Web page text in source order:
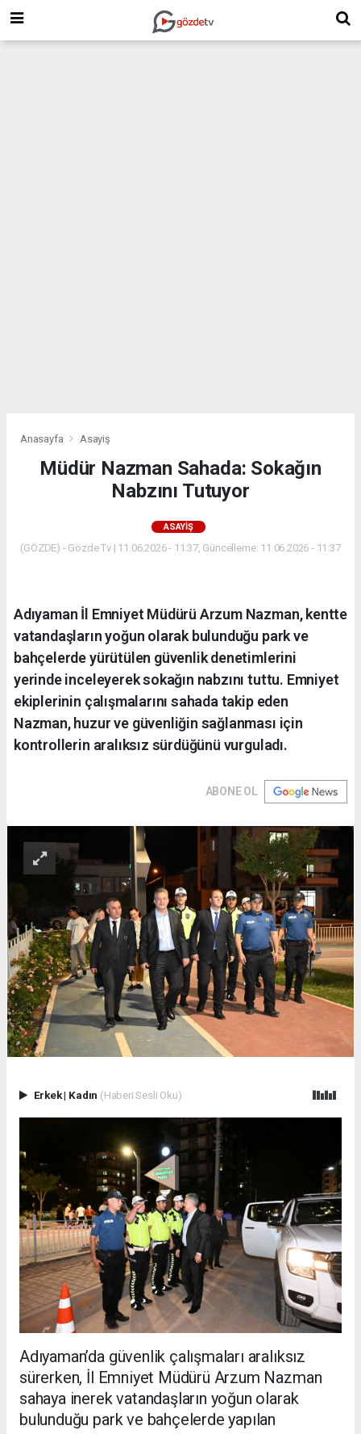
Anasayfa Asayiş
Müdür Nazman Sahada: Sokağın
Nabzını Tutuyor
ASAYIŞ
(GÖZDE) - Gözde Tv | 11.06.2026 - 11:37, Güncelleme: 11.06.2026 - 11:37
Adıyaman İl Emniyet Müdürü Arzum Nazman, kentte
vatandaşların yoğun olarak bulunduğu park ve
bahçelerde yürütülen güvenlik denetimlerini
yerinde inceleyerek sokağın nabzını tuttu. Emniyet
ekiplerinin çalışmalarını sahada takip eden
Nazman, huzur ve güvenliğin sağlanması için
kontrollerin aralıksız sürdüğünü vurguladı.
ABONE OL
Erkek| Kadın (Haberi Sesli Oku)
Adıyaman’da güvenlik çalışmaları aralıksız
sürerken, İl Emniyet Müdürü Arzum Nazman
sahaya inerek vatandaşların yoğun olarak
bulunduğu park ve bahçelerde yapılan